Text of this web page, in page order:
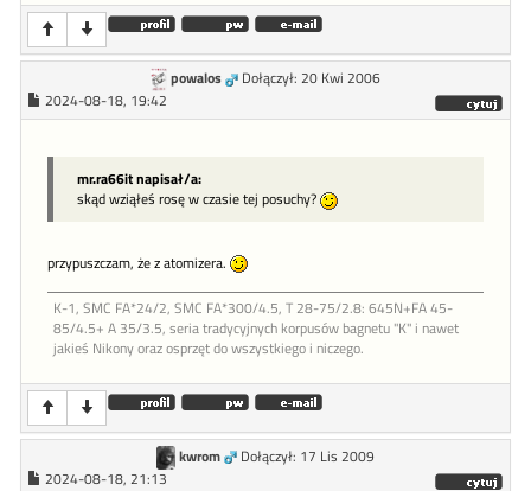
powalos
Dołączył: 20 Kwi 2006
2024-08-18, 19:42
mr.ra66it napisał/a:
skąd wziąłeś rosę w czasie tej posuchy?
przypuszczam, że z atomizera.
K-1, SMC FA*24/2, SMC FA*300/4.5, T 28-75/2.8: 645N+FA 45-
85/4.5+ A 35/3.5, seria tradycyjnych korpusów bagnetu "K" i nawet
jakieś Nikony oraz osprzęt do wszystkiego i niczego.
kwrom
Dołączył: 17 Lis 2009
2024-08-18, 21:13